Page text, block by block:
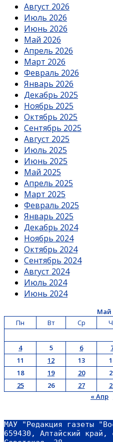
Август 2026
Июль 2026
Июнь 2026
Май 2026
Апрель 2026
Март 2026
Февраль 2026
Январь 2026
Декабрь 2025
Ноябрь 2025
Октябрь 2025
Сентябрь 2025
Август 2025
Июль 2025
Июнь 2025
Май 2025
Апрель 2025
Март 2025
Февраль 2025
Январь 2025
Декабрь 2024
Ноябрь 2024
Октябрь 2024
Сентябрь 2024
Август 2024
Июль 2024
Июнь 2024
Май
Пн
Вт Ср
4
5 6
11
12 13
18
19 20
25
26 27
« Апр
МАУ "Редакция газеты
659430, Алтайский